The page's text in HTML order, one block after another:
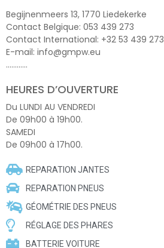
Begijnenmeers 13, 1770 Liedekerke
Contact Belgique: 053 439 273
Contact International: +32 53 439 273
E-mail: info@gmpw.eu
…………
HEURES D’OUVERTURE
Du LUNDI AU VENDREDI
De 09h00 à 19h00.
SAMEDI
De 09h00 à 17h00.
REPARATION JANTES
REPARATION PNEUS
GÉOMÉTRIE DES PNEUS
RÉGLAGE DES PHARES
BATTERIE VOITURE